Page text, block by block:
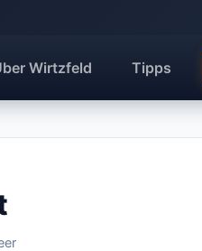
Wirtzfeld Tipps